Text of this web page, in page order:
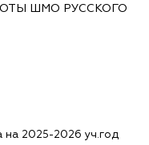
ШМО РУССКОГО
2025-2026 уч.год